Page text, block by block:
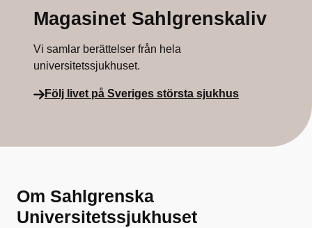
Magasinet Sahlgrenskaliv
Vi samlar berättelser från hela
universitetssjukhuset.
Följ livet på Sveriges största sjukhus
Om Sahlgrenska
Universitetssjukhuset